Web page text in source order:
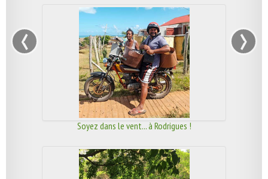
Soyez dans le vent... à Rodrigues !
‹ ›